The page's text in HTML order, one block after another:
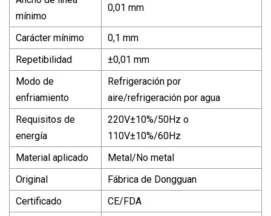
mínimo
0,01 mm
Carácter mínimo
0,1 mm
Repetibilidad
±0,01 mm
Modo de
enfriamiento
Refrigeración por
aire/refrigeración por agua
Requisitos de
energía
220V±10%/50Hz o
110V±10%/60Hz
Material aplicado
Metal/No metal
Original
Fábrica de Dongguan
Certificado
CE/FDA